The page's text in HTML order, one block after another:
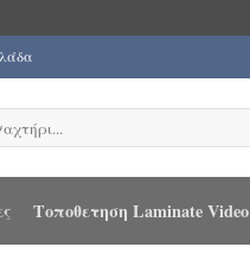
Τοποθετηση Laminate Video